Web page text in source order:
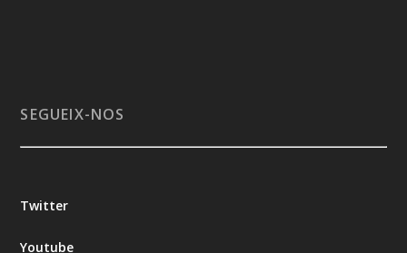
SEGUEIX-NOS
Twitter
Youtube